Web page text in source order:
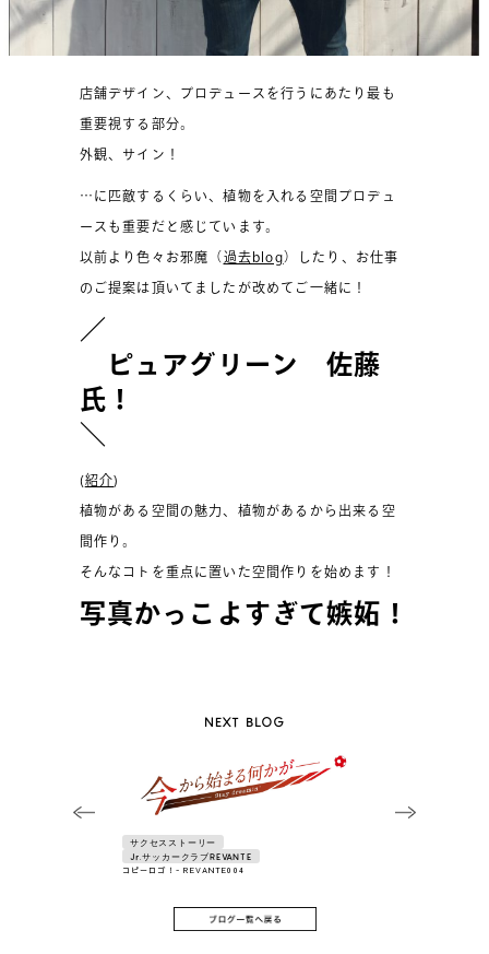
店舗デザイン、プロデュースを行うにあたり最も
重要視する部分。
外観、サイン！
…に匹敵するくらい、植物を入れる空間プロデュ
ースも重要だと感じています。
以前より色々お邪魔（ 過去blog）したり、お仕事
のご提案は頂いてましたが改めてご一緒に！
／
ピュアグリーン 佐藤
氏！
＼
(紹介)
植物がある空間の魅力、植物があるから出来る空
間作り。
そんなコトを重点に置いた空間作りを始めます！
写真かっこよすぎて嫉妬！
NEXT BLOG
サクセスストーリー
Jr.サッカークラブREVANTE
コピーロゴ！- REVANTE004